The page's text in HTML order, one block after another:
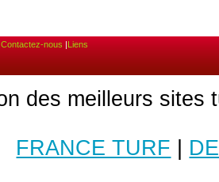
Contactez-nous |Liens
des meilleurs sites
FRANCE TURF